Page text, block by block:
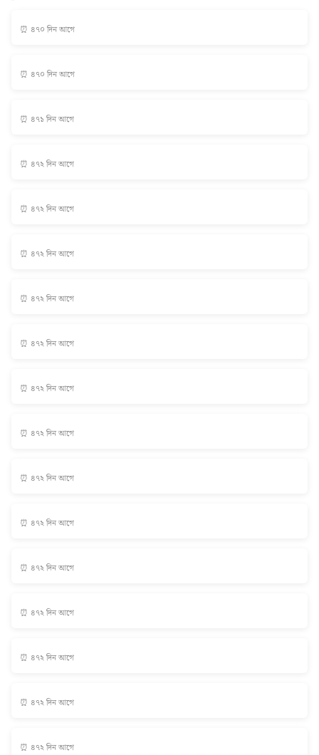
⏰ ৪৭০ দিন আগে
⏰ ৪৭০ দিন আগে
⏰ ৪৭১ দিন আগে
⏰ ৪৭২ দিন আগে
⏰ ৪৭২ দিন আগে
⏰ ৪৭২ দিন আগে
⏰ ৪৭২ দিন আগে
⏰ ৪৭২ দিন আগে
⏰ ৪৭২ দিন আগে
⏰ ৪৭২ দিন আগে
⏰ ৪৭২ দিন আগে
⏰ ৪৭২ দিন আগে
⏰ ৪৭২ দিন আগে
⏰ ৪৭২ দিন আগে
⏰ ৪৭২ দিন আগে
⏰ ৪৭২ দিন আগে
⏰ ৪৭২ দিন আগে